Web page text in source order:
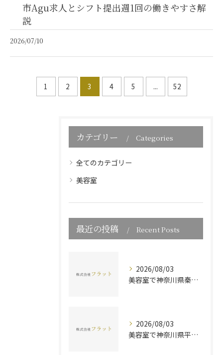
市Agu求人とシフト提出週1回の働きやすさ解
説
2026/07/10
1 2 3 4 5 ... 52
カテゴリー Categories
全てのカテゴリー
美容室
最近の投稿 Recent Posts
2026/08/03
美容室で神奈川県秦野市の9が叶える美容師とメンズサロン転職の最新事情
2026/08/03
美容室で神奈川県平塚市のママ美容師がパート勤務しやすい働き方やメリットを徹底解説